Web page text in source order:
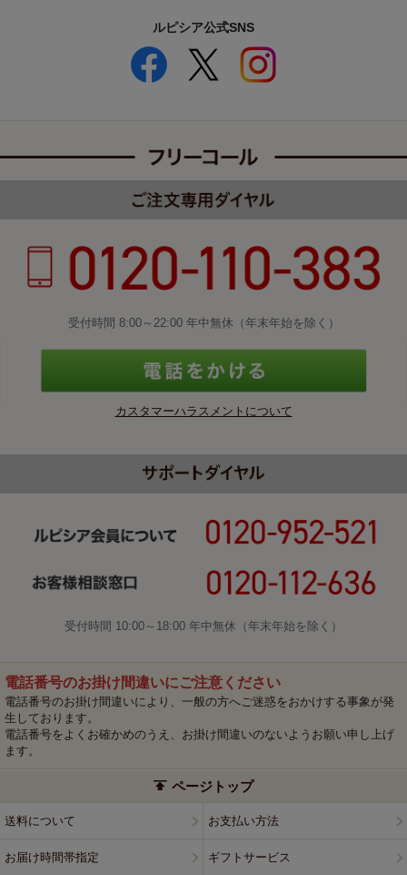
ルピシア公式SNS
受付時間 8:00～22:00 年中無休（年末年始を除く）
カスタマーハラスメントについて
受付時間 10:00～18:00 年中無休（年末年始を除く）
電話番号のお掛け間違いにご注意ください
電話番号のお掛け間違いにより、一般の方へご迷惑をおかけする事象が発
生しております。
電話番号をよくお確かめのうえ、お掛け間違いのないようお願い申し上げ
ます。
ページトップ
送料について お支払い方法
お届け時間帯指定 ギフトサービス